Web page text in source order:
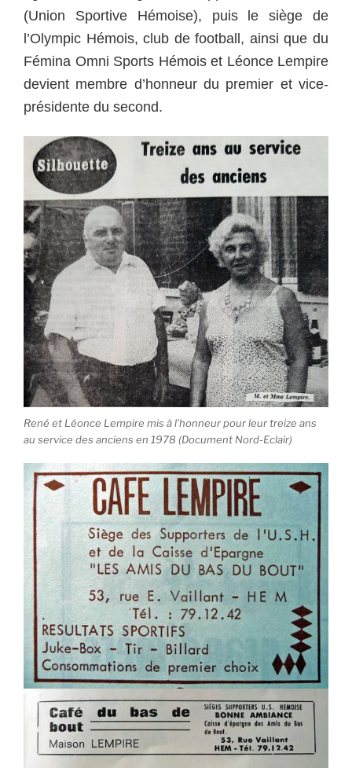
(Union Sportive Hémoise), puis le siège de
l’Olympic Hémois, club de football, ainsi que du
Fémina Omni Sports Hémois et Léonce Lempire
devient membre d’honneur du premier et vice-
présidente du second.
René et Léonce Lempire mis à l’honneur pour leur treize ans
au service des anciens en 1978 (Document Nord-Eclair)